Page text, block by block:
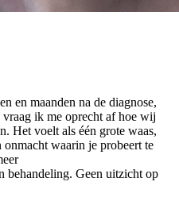
en maanden na de diagnose,
ik me oprecht af hoe wij
Het voelt als één grote waas,
waarin je probeert te
behandeling. Geen uitzicht op